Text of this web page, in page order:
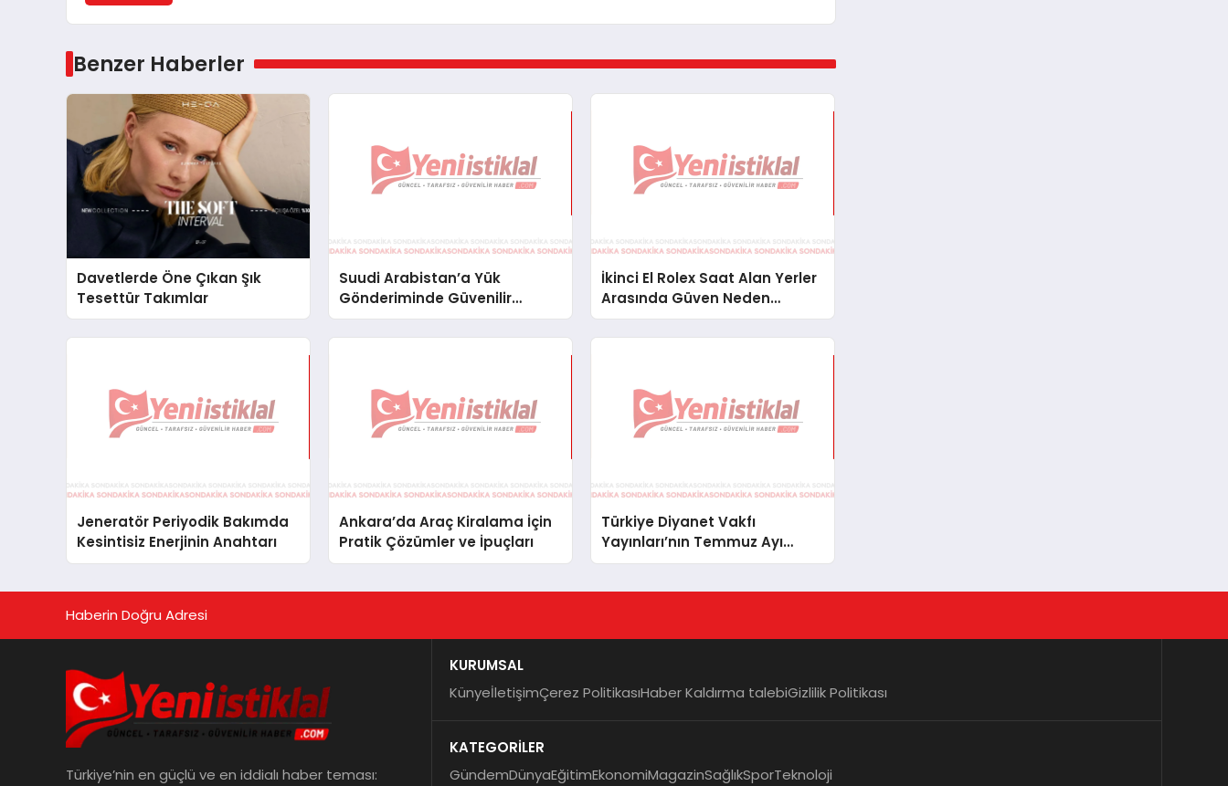
Benzer Haberler
Davetlerde Öne Çıkan Şık
Tesettür Takımlar
Suudi Arabistan’a Yük
Gönderiminde Güvenilir
Lojistik ve Nakliye Çözümleri
İkinci El Rolex Saat Alan Yerler
Arasında Güven Neden
Önemlidir?
Jeneratör Periyodik Bakımda
Kesintisiz Enerjinin Anahtarı
Ankara’da Araç Kiralama İçin
Pratik Çözümler ve İpuçları
Türkiye Diyanet Vakfı
Yayınları’nın Temmuz Ayı
Fırsat Köşesinde Bülent Ata
Haberin Doğru Adresi
Türkiye’nin en güçlü ve en iddialı haber teması:
KURUMSAL
KünyeİletişimÇerez PolitikasıHaber Kaldırma talebiGizlilik Politikası
KATEGORİLER
GündemDünyaEğitimEkonomiMagazinSağlıkSporTeknoloji